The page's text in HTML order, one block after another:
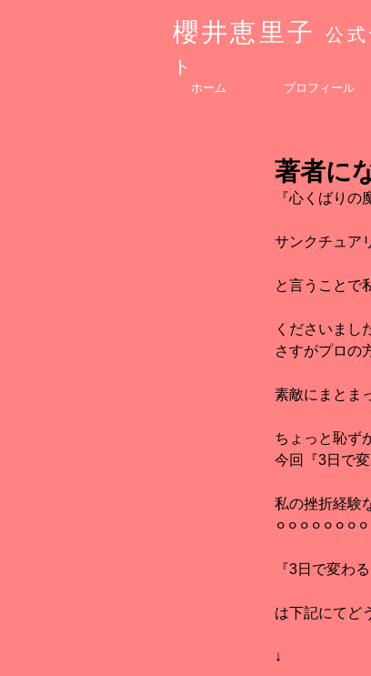
櫻井恵里子
公式
ト
ホーム プロフィール
著者に
『心くばりの
サンクチュア
と言うことで
くださいまし
さすがプロの
素敵にまとま
ちょっと恥ず
今回『3日で
私の挫折経験
『3日で変わ
は下記にてど
↓